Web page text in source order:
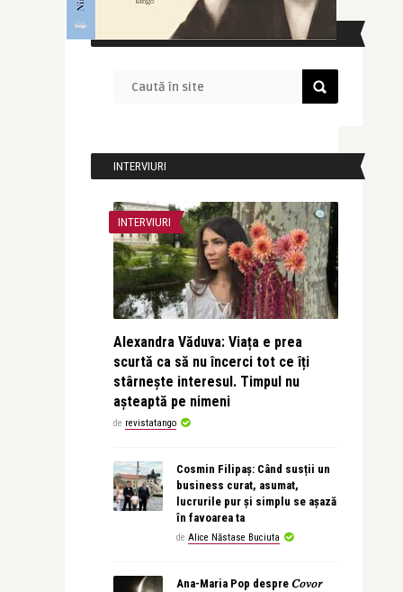
CAUTĂ ÎN SITE
INTERVIURI
INTERVIURI
Alexandra Văduva: Viața e prea
scurtă ca să nu încerci tot ce îți
stârnește interesul. Timpul nu
așteaptă pe nimeni
de revistatango
Cosmin Filipaș: Când susții un
business curat, asumat,
lucrurile pur și simplu se așază
în favoarea ta
de Alice Năstase Buciuta
Ana-Maria Pop despre 𝐶𝑜𝑣𝑜𝑟